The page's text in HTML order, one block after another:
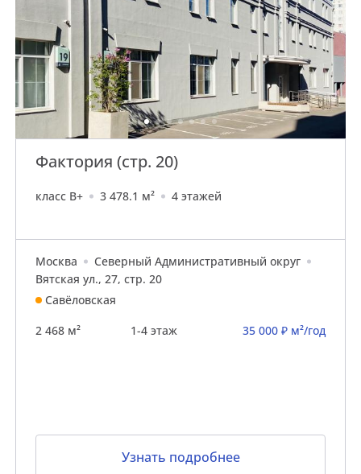
Фактория (стр. 20)
класс B+ 3 478.1 м² 4 этажей
Москва
Северный Административный округ
Вятская ул., 27, стр. 20
Савёловская
2 468 м²
1-4 этаж 35 000 ₽ м²/год
Узнать подробнее